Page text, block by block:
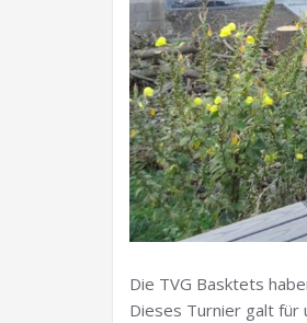
Die TVG Basktets
Dieses Turnier galt für